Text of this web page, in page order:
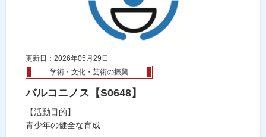
更新日：2026年05月29日
学術・文化・芸術の振興
バルコニノス【S0648】
【活動目的】
青少年の健全な育成